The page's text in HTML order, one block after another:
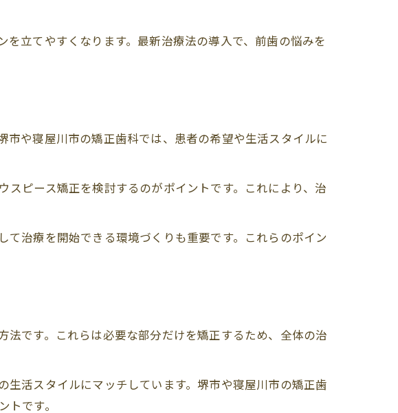
立てやすくなります。最新治療法の導入で、前歯の悩みを
や寝屋川市の矯正歯科では、患者の希望や生活スタイルに
ピース矯正を検討するのがポイントです。これにより、治
治療を開始できる環境づくりも重要です。これらのポイン
です。これらは必要な部分だけを矯正するため、全体の治
活スタイルにマッチしています。堺市や寝屋川市の矯正歯
です。